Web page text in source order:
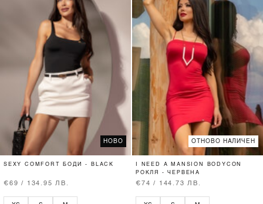
НОВО
SEXY COMFORT БОДИ - BLACK
€69 / 134.95 ЛВ.
ОТНОВО НАЛИЧЕН
I NEED A MANSION BODYCON
РОКЛЯ - ЧЕРВЕНА
€74 / 144.73 ЛВ.